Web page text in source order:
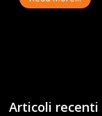
Articoli recenti